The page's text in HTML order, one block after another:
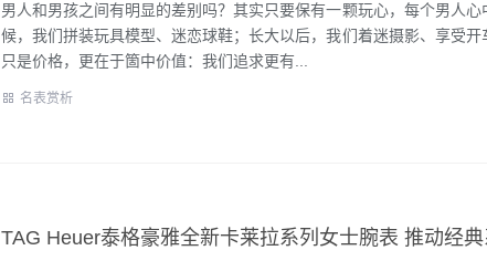
男人和男孩之间有明显的差别吗？其实只要保有一颗玩心，每个男人
候，我们拼装玩具模型、迷恋球鞋；长大以后，我们着迷摄影、享受
只是价格，更在于箇中价值：我们追求更有...
名表赏析
TAG Heuer泰格豪雅全新卡莱拉系列女士腕表 推动经